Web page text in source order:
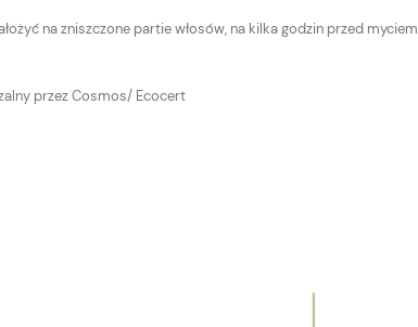
na zniszczone partie włosów, na kilka godzin przed myciem
przez Cosmos/ Ecocert